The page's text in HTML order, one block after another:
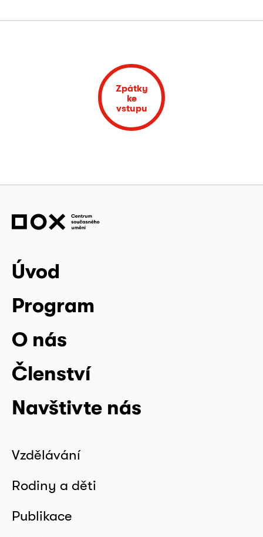
Zpátky
ke
vstupu
Úvod
Program
O nás
Členství
Navštivte nás
Vzdělávání
Rodiny a děti
Publikace